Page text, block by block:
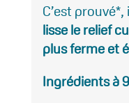
C’est prouvé*,
lisse le relief
plus ferme et
Ingrédients à